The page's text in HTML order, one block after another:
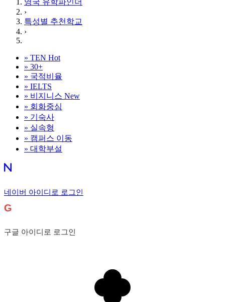
영국 유학파인더
›
특성별 추천학교
›
» TEN Hot
» 30+
» 국적비율
» IELTS
» 비지니스 New
» 회화중심
» 기숙사
» 실속형
» 캠퍼스 이동
» 대학부설
네이버 아이디로 로그인
G
구글 아이디로 로그인